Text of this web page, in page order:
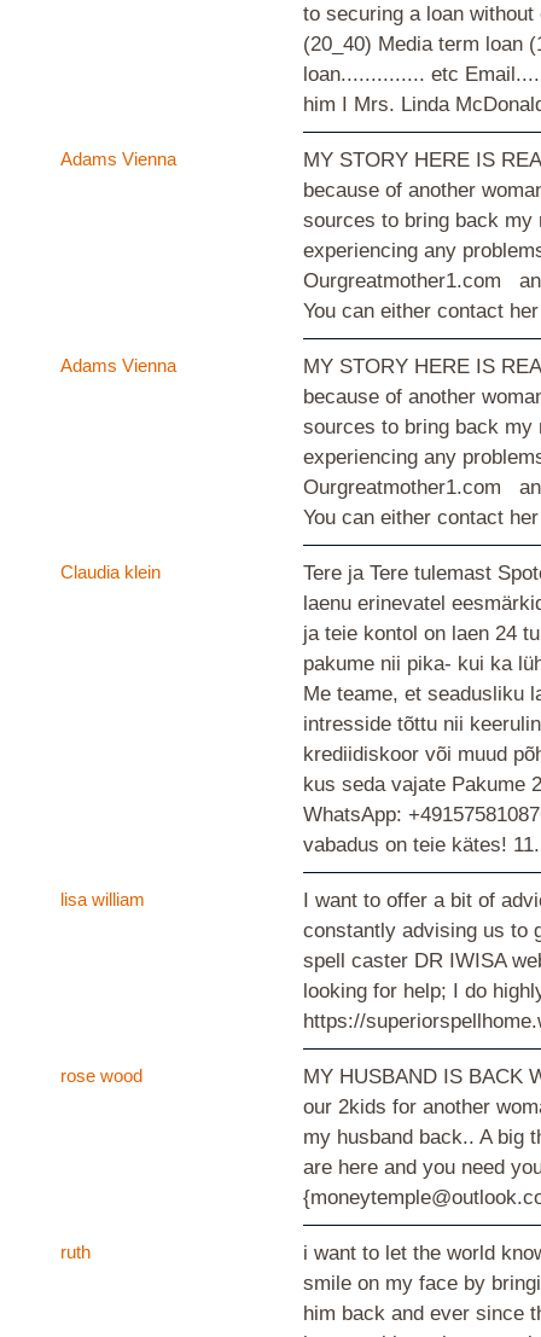
to securing a loan
(20_40) Media term loan
loan.............. etc
him I Mrs. Linda
Adams Vienna
MY STORY HERE IS
because of another
sources to bring back my
experiencing any
Ourgreatmother1.com
You can either contact
Adams Vienna
MY STORY HERE IS
because of another
sources to bring back my
experiencing any
Ourgreatmother1.com
You can either contact
Claudia klein
Tere ja Tere tulemast
laenu erinevatel
ja teie kontol on laen 24
pakume nii pika- kui ka
Me teame, et seadusliku
intresside tõttu nii
krediidiskoor või muud
kus seda vajate Pakume
WhatsApp:
vabadus on teie kätes!
lisa william
I want to offer a bit of
constantly advising us to
spell caster DR IWISA
looking for help; I do
https://
rose wood
MY HUSBAND IS BACK
our 2kids for another
my husband back.. A big
are here and you need
ruth
i want to let the world
smile on my face by
him back and ever since